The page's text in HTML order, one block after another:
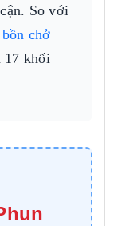
So với
chở
17 khối